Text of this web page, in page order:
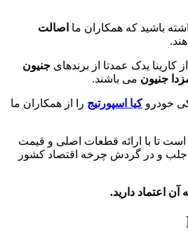
باشید که همکاران ما اصالت
کارینا یدک عمدتا از برندهای جنیون
جنیون می باشند.
خودروکیا اسپورتیج را از همکاران ما
است تا با ارائه قطعات اصلی و قیمت
و در گردش چرخه اقتصاد کشور
اعتماد دارید.